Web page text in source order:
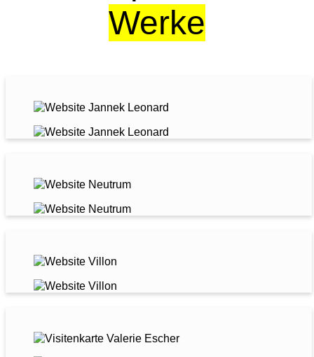
Werke